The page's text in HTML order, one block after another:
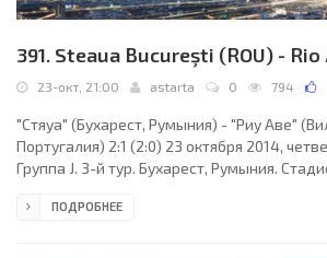
391. Steaua Bucureşti (ROU) - Rio
23-окт, 21:00 astarta 0 794
"Стяуа" (Бухарест, Румыния) - "Риу Аве"
Португалия) 2:1 (2:0) 23 октября 2014,
Группа J. 3-й тур. Бухарест, Румыния.
Уэльс), Филип Томас (Уэльс), Эдвард Кинг
ПОДРОБНЕЕ